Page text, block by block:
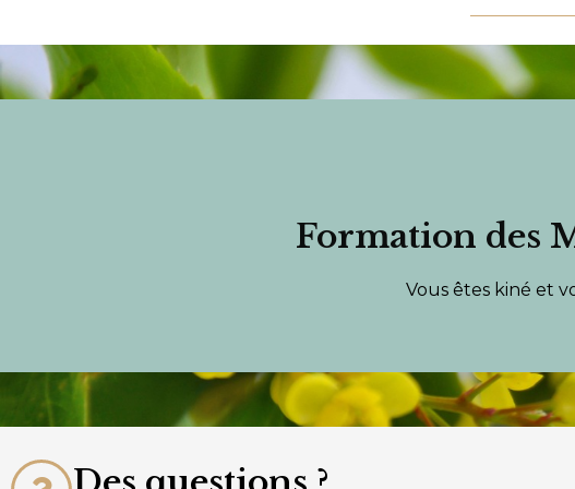
Formation des
Vous êtes kiné et
Formation,